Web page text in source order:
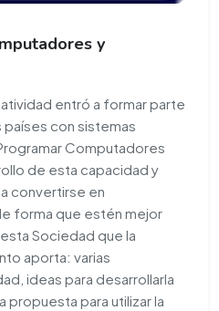
y
entró a formar parte
con sistemas
Computadores
de esta capacidad y
convertirse en
forma que estén mejor
Sociedad que la
aporta: varias
ideas para desarrollarla
propuesta para utilizar la